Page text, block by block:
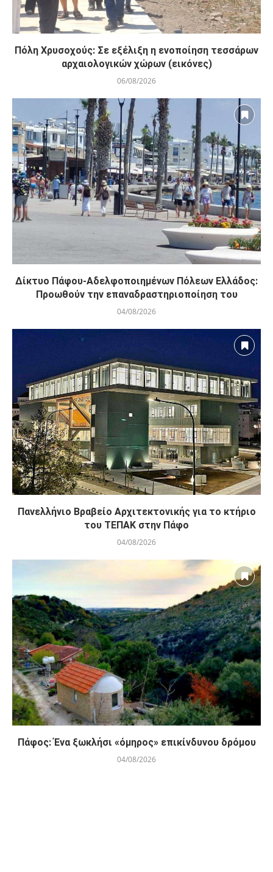
Πόλη Χρυσοχούς: Σε εξέλιξη η ενοποίηση τεσσάρων
αρχαιολογικών χώρων (εικόνες)
06/08/2026
Δίκτυο Πάφου-Αδελφοποιημένων Πόλεων Ελλάδος:
Προωθούν την επαναδραστηριοποίηση του
04/08/2026
Πανελλήνιο Βραβείο Αρχιτεκτονικής για το κτήριο
του ΤΕΠΑΚ στην Πάφο
04/08/2026
Πάφος: Ένα ξωκλήσι «όμηρος» επικίνδυνου δρόμου
04/08/2026